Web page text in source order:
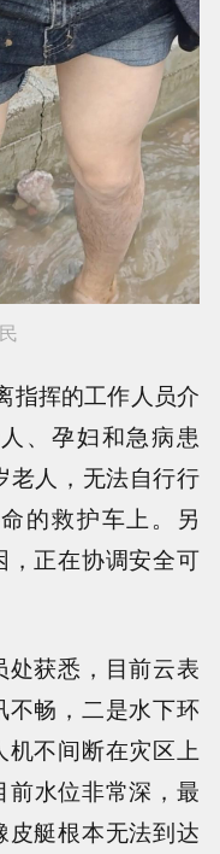
指挥的工作人员介
、孕妇和急病患
老人，无法自行行
的救护车上。另
正在协调安全可
获悉，目前云表
畅，二是水下环
不间断在灾区上
前水位非常深，最
艇根本无法到达